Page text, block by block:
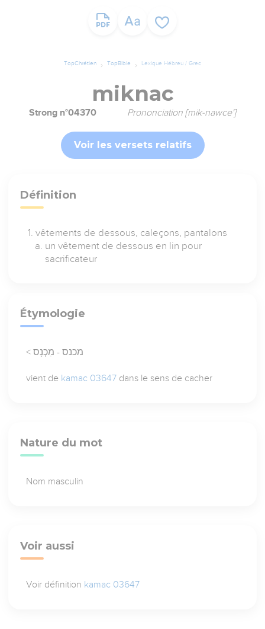
TopChrétien TopBible Lexique Hébreu / Grec
miknac
Strong n°04370 Prononciation [mik-nawce']
Voir les versets relatifs
Définition
vêtements de dessous, caleçons, pantalons
un vêtement de dessous en lin pour
sacrificateur
Étymologie
< מכנס - מִכְנָס
vient de kamac 03647 dans le sens de cacher
Nature du mot
Nom masculin
Voir aussi
Voir définition kamac 03647